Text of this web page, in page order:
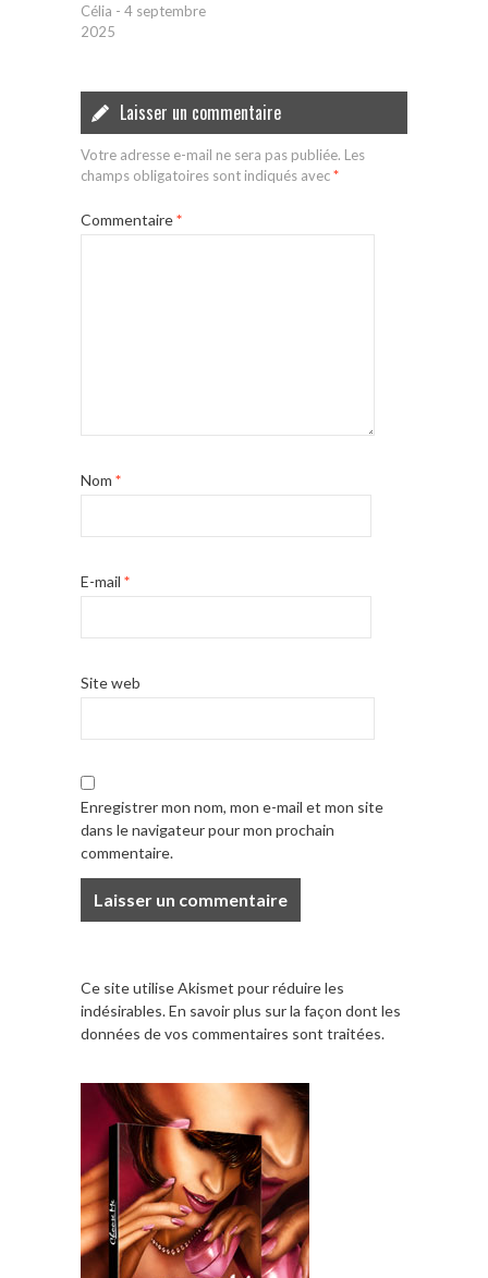
Célia - 4 septembre
2025
Laisser un commentaire
Votre adresse e-mail ne sera pas publiée. Les
champs obligatoires sont indiqués avec*
Commentaire*
Nom *
E-mail *
Site web
Enregistrer mon nom, mon e-mail et mon site
dans le navigateur pour mon prochain
commentaire.
Ce site utilise Akismet pour réduire les
indésirables.En savoir plus sur la façon dont les
données de vos commentaires sont traitées.